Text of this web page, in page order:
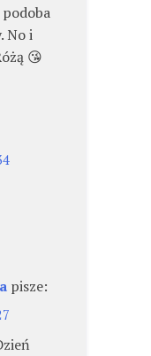
podoba
No i
😘
pisze: